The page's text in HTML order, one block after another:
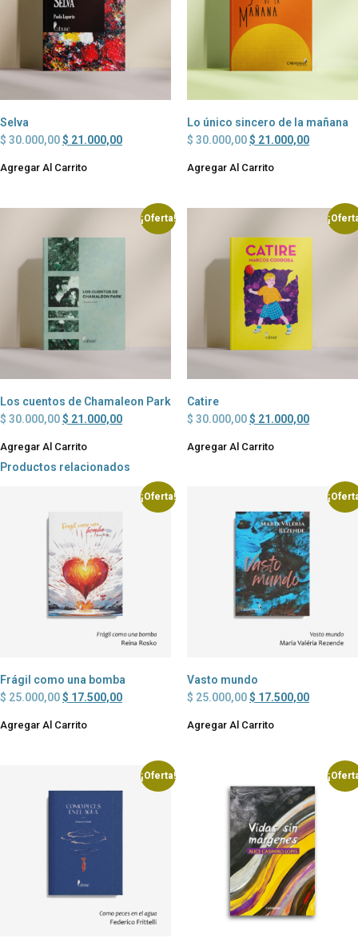
Selva
$ 30.000,00$ 21.000,00
Agregar Al Carrito
Lo único sincero de la mañana
$ 30.000,00$ 21.000,00
Agregar Al Carrito
¡Oferta!
Los cuentos de Chamaleon Park
$ 30.000,00$ 21.000,00
Agregar Al Carrito
Catire
$ 30.000,00$ 21.000,00
Agregar Al Carrito
Productos relacionados
¡Oferta!
Frágil como una bomba
$ 25.000,00$ 17.500,00
Agregar Al Carrito
Vasto mundo
$ 25.000,00$ 17.500,00
Agregar Al Carrito
¡Oferta!